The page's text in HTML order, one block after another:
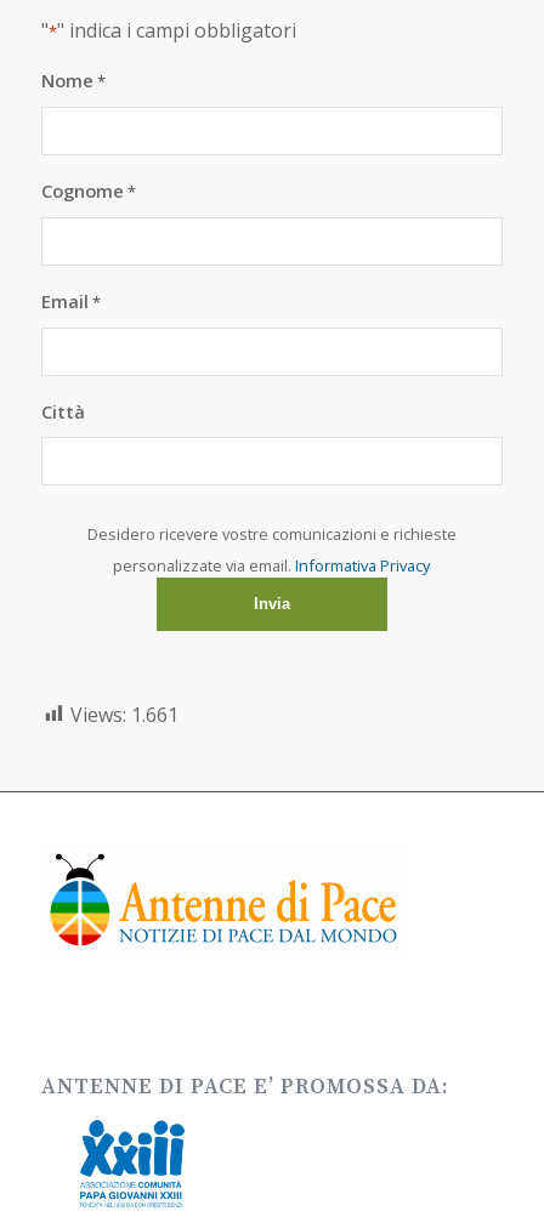
"*" indica i campi obbligatori
Nome *
Cognome *
Email *
Città
Desidero ricevere vostre comunicazioni e richieste
personalizzate via email.Informativa Privacy
Views: 1.661
ANTENNE DI PACE E’ PROMOSSA DA: